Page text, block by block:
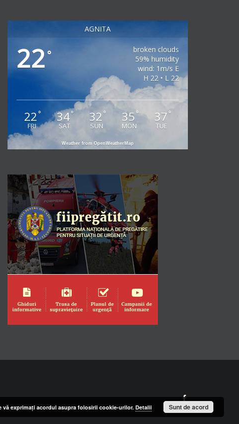
AGNITA
22°
broken clouds
59% humidity
wind: 1m/s E
H 22 • L 22
22°
FRI
34°
SAT
32°
SUN
35°
MON
37 °
TUE
Weather from OpenWeatherMap
Facebook
exprimaţi acordul asupra folosirii cookie-urilor. Detalii Sunt de acord